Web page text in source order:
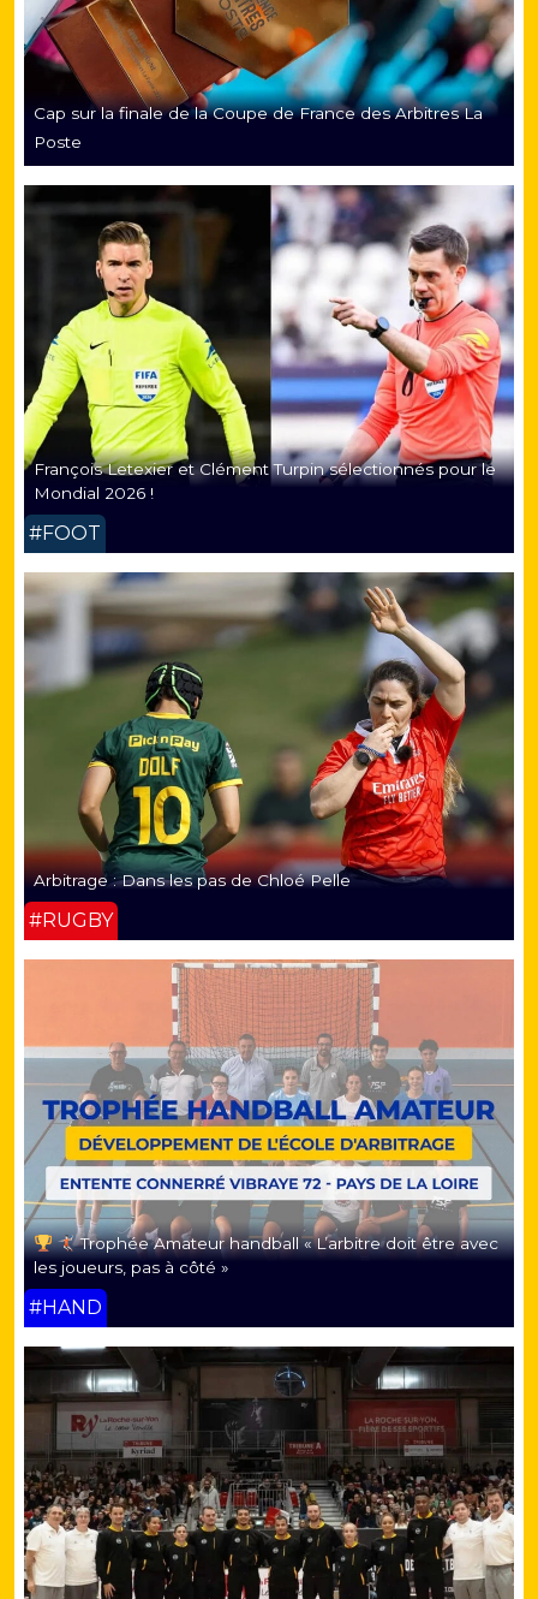
Cap sur la finale de la Coupe de France des Arbitres La
Poste
François Letexier et Clément Turpin sélectionnés pour le
Mondial 2026 !
#FOOT
Arbitrage : Dans les pas de Chloé Pelle
#RUGBY
Trophée Amateur handball « L’arbitre doit être avec
les joueurs, pas à côté »
#HAND